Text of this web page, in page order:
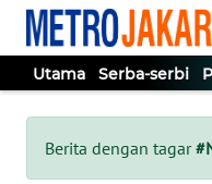
Utama Serba-serbi
Berita dengan tagar
Tutup